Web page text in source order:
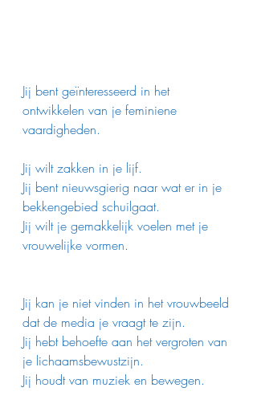
Jij bent geïnteresseerd in het
ontwikkelen van je feminiene
vaardigheden.
Jij wilt zakken in je lijf.
Jij bent nieuwsgierig naar wat er in je
bekkengebied schuilgaat.
Jij wilt je gemakkelijk voelen met je
vrouwelijke vormen.
Jij kan je niet vinden in het vrouwbeeld
dat de media je vraagt te zijn.
Jij hebt behoefte aan het vergroten van
je lichaamsbewustzijn.
Jij houdt van muziek en bewegen.